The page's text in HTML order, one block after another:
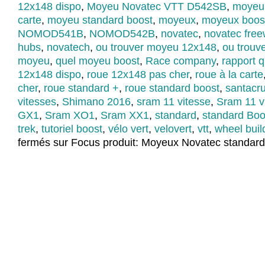
12x148 dispo, Moyeu Novatec VTT D542SB,
carte, moyeu standard boost, moyeux, moyeux
NOMOD541B, NOMOD542B, novatec, novatec
hubs, novatech, ou trouver moyeu 12x148, ou
moyeu, quel moyeu boost, Race company, rapport
12x148 dispo, roue 12x148 pas cher, roue à la carte
cher, roue standard +, roue standard boost,
vitesses, Shimano 2016, sram 11 vitesse, Sram 11
GX1, Sram XO1, Sram XX1, standard, standard
trek, tutoriel boost, vélo vert, velovert, vtt, wheel
fermés sur Focus produit: Moyeux Novatec